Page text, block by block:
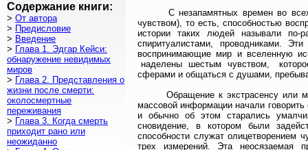
С незапамятных времен во всех
чувством), то есть, способностью
истории таких людей называли по-
спиритуалистами, проводниками.
воспринимающие мир и вселенную
наделены шестым чувством, которое
сферами и общаться с душами,
Обращение к экстрасенсу или
массовой информации начали
и обычно об этом старались
сновидение, в котором были
способности служат олицетворением
трех измерений. Эта
Содержание книги:
> От автора
> Предисловие
> Введение
> Глава 1. Эдгар Кейси:
обнаружение невидимых
миров
> Глава 2. Представления о
жизни после смерти:
околосмертные
переживания
> Глава 3. Когда смерть
приходит рано или
неожиданно